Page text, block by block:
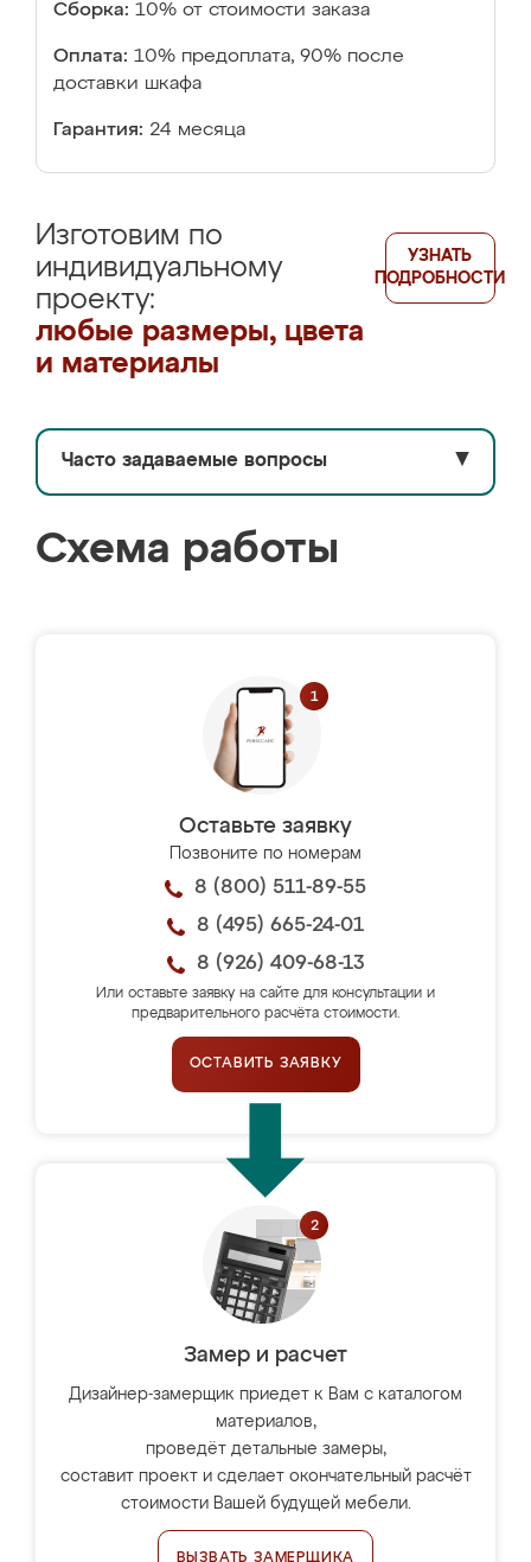
Сборка: 10% от стоимости заказа
Оплата: 10% предоплата, 90% после
доставки шкафа
Гарантия: 24 месяца
Изготовим по
индивидуальному
проекту:
любые размеры, цвета
и материалы
УЗНАТЬ
ПОДРОБНОСТИ
Часто задаваемые вопросы ▼
Схема работы
Оставьте заявку
Позвоните по номерам
8 (800) 511-89-55
8 (495) 665-24-01
8 (926) 409-68-13
Или оставьте заявку на сайте для консультации и
предварительного расчёта стоимости.
ОСТАВИТЬ ЗАЯВКУ
Замер и расчет
Дизайнер-замерщик приедет к Вам с каталогом
материалов,
проведёт детальные замеры,
составит проект и сделает окончательный расчёт
стоимости Вашей будущей мебели.
ВЫЗВАТЬ ЗАМЕРЩИКА